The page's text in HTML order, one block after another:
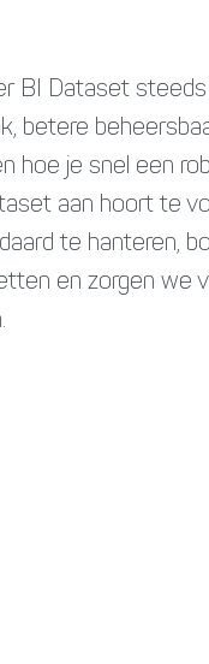
BI Dataset
betere
hoe je snel een
aan hoort te
te hanteren,
en zorgen we